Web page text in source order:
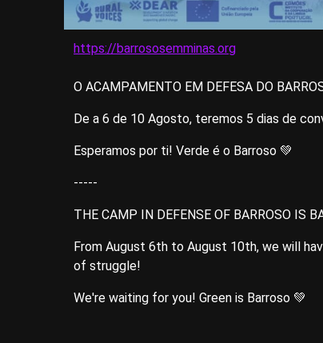
https://barrososemminas.org
O ACAMPAMENTO EM DEFESA DO
De a 6 de 10 Agosto, teremos 5 dias de
Esperamos por ti! Verde é o Barroso 💚
-----
THE CAMP IN DEFENSE OF BARROSO IS
From August 6th to August 10th, we will
of struggle!
We're waiting for you! Green is Barroso 💚